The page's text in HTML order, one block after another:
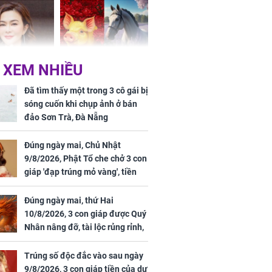
trong thiên
nhân Hồng
Chi Lâm
tin yêu trai
tuổi
Tử vi tuần mới (từ 10
đến 16/8/2026), 3 con
giáp mưa thuận gió
hòa, tiền về như nước,
bạc vàng dư dả, Phú
Quý Vinh Hoa, vận
trình khai sáng
vé,
vượt 8.600
NHIỀU
Đã tìm thấy một trong 3 cô gái bị
sóng cuốn khi chụp ảnh ở bán
đảo Sơn Trà, Đà Nẵng
Đúng ngày mai, Chủ Nhật
9/8/2026, Phật Tổ che chở 3 con
giáp 'đạp trúng mỏ vàng', tiền
bạc nhiều như lá sung, sự
nghiệp vượng phát
Đúng ngày mai, thứ Hai
10/8/2026, 3 con giáp được Quý
Nhân nâng đỡ, tài lộc rủng rỉnh,
yên tâm hưởng vinh hoa Phú
Quý
Trúng số độc đắc vào sau ngày
9/8/2026, 3 con giáp tiền của dư